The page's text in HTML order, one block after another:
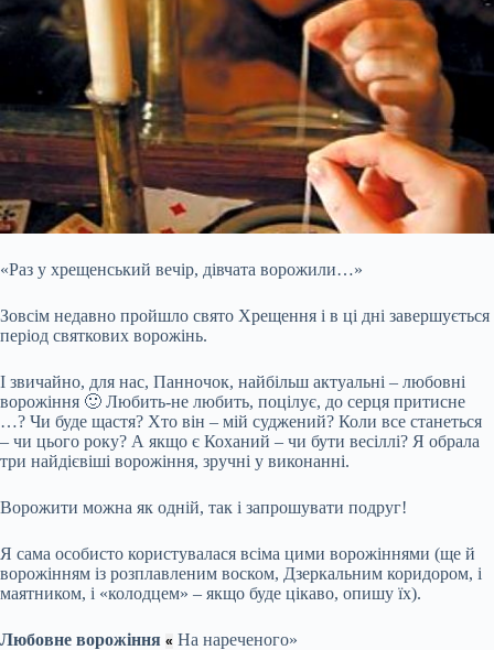
«Раз у хрещенський вечір, дівчата ворожили…»
Зовсім недавно пройшло свято Хрещення і в ці дні завершується
період святкових ворожінь.
І звичайно, для нас, Панночок, найбільш актуальні – любовні
ворожіння 🙂 Любить-не любить, поцілує, до серця притисне
…? Чи буде щастя? Хто він – мій суджений? Коли все станеться
– чи цього року? А якщо є Коханий – чи бути весіллі? Я обрала
три найдієвіші ворожіння, зручні у виконанні.
Ворожити можна як одній, так і запрошувати подруг!
Я сама особисто користувалася всіма цими ворожіннями (ще й
ворожінням із розплавленим воском, Дзеркальним коридором, і
маятником, і «колодцем» – якщо буде цікаво, опишу їх).
Любовне ворожіння « На нареченого»